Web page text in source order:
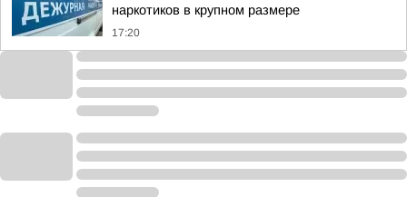
наркотиков в крупном размере
17:20